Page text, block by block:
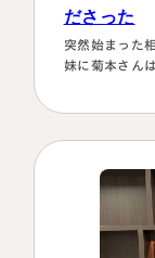
名古屋事務所
450-0002
12号
Access
ださった
突然始まった
妹に菊本さん
ルでも電話 す
とができほっ